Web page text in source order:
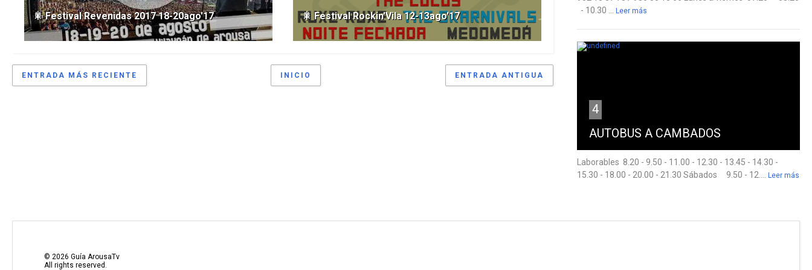
🎇 Festival Revenidas 2017 18-20ago'17 🎇 Festival Rockin'Vila 12-13ago'17
ENTRADA MÁS RECIENTE ENTRADA ANTIGUA
INICIO
- 10.30 ...
Leer más
4
AUTOBUS A CAMBADOS
Laborables 8.20 - 9.50 - 11.00 - 12.30 - 13.45 - 14.30 -
15.30 - 18.00 - 20.00 - 21.30 Sábados 9.50 - 12....
Leer más
©2026 Guía ArousaTv
All rights reserved.